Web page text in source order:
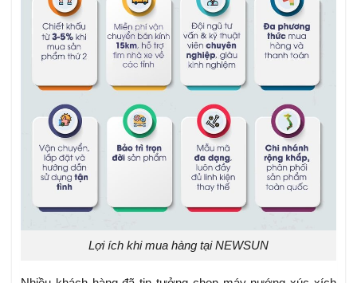
Lợi ích khi mua hàng tại NEWSUN